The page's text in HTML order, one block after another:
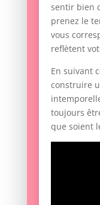
sentir bien
prenez le
vous
reflètent
En suivant
construire
toujours
que soient